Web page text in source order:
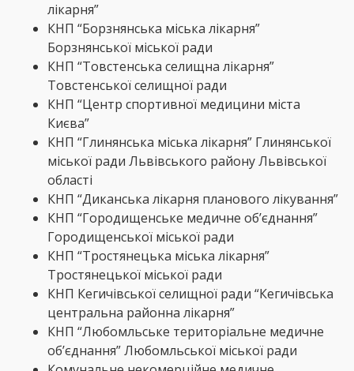
лікарня”
КНП “Борзнянська міська лікарня”
Борзнянської міської ради
КНП “Товстенська селищна лікарня”
Товстенської селищної ради
КНП “Центр спортивної медицини міста
Києва”
КНП “Глинянська міська лікарня” Глинянської
міської ради Львівського району Львівської
області
КНП “Диканська лікарня планового лікування”
КНП “Городищенське медичне об’єднання”
Городищенської міської ради
КНП “Тростянецька міська лікарня”
Тростянецької міської ради
КНП Кегичівської селищної ради “Кегичівська
центральна районна лікарня”
КНП “Любомльське територіальне медичне
об’єднання” Любомльської міської ради